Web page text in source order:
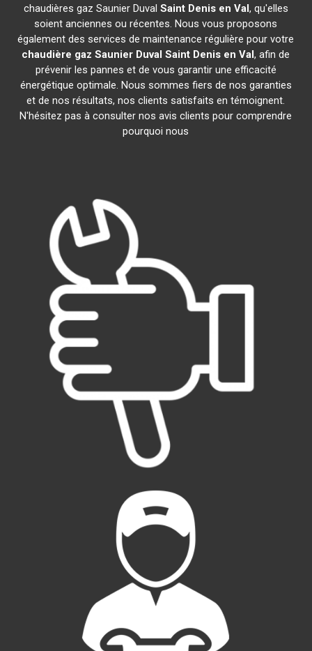
chaudières gaz Saunier Duval Saint Denis en Val, qu'elles
soient anciennes ou récentes. Nous vous proposons
également des services de maintenance régulière pour votre
chaudière gaz Saunier Duval Saint Denis en Val, afin de
prévenir les pannes et de vous garantir une efficacité
énergétique optimale. Nous sommes fiers de nos garanties
et de nos résultats, nos clients satisfaits en témoignent.
N'hésitez pas à consulter nos avis clients pour comprendre
pourquoi nous